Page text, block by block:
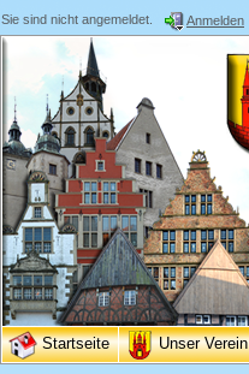
Sie sind nicht angemeldet. Anmelden
Startseite Unser Verein